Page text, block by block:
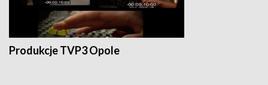
Produkcje TVP3 Opole